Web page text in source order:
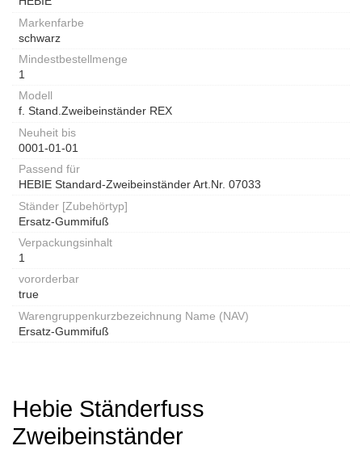
Markenfarbe
schwarz
Mindestbestellmenge
1
Modell
f. Stand.Zweibeinständer REX
Neuheit bis
0001-01-01
Passend für
HEBIE Standard-Zweibeinständer Art.Nr. 07033
Ständer [Zubehörtyp]
Ersatz-Gummifuß
Verpackungsinhalt
1
vororderbar
true
Warengruppenkurzbezeichnung Name (NAV)
Ersatz-Gummifuß
Hebie Ständerfuss
Zweibeinständer